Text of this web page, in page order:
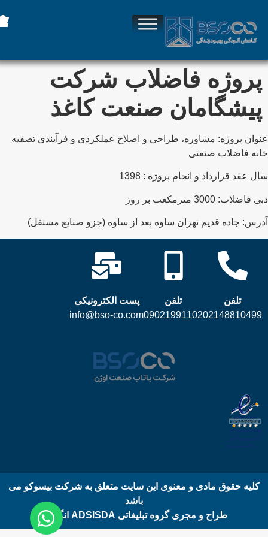
پروژه فاضلاب شرکت
پیشگامان صنعت کاغذ
پروژه: مشاوره، طراحی و اصلاح عملکردی و فرآیندی تصفیه
فاضلاب صنعتی
عقد قرارداد و انجام پروژه : 1398
فاضلاب: 3000 مترمکعب بر روز
جاده قدیم تهران ساوه بعد از ساوه (جزو صنایع مستقل)
تلفن
02148810499
تلفن
09021991102
پست الکترونیکی
info@bso-co.com
کلیه حقوق مادی و معنوی این سایت متعلق به شرکت بیسوکو می
باشد
طراح و مجری گروه تبلیغاتی ADSISDA انگلیس